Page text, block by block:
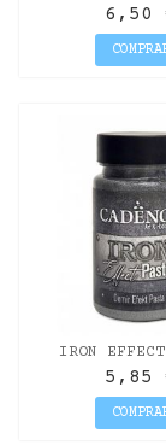
6,50
IRON
5,85